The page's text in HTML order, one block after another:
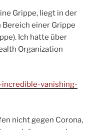
Grippe, liegt in der
einer Grippe
Ich hatte über
Organization
vanishing-
nicht gegen Corona,